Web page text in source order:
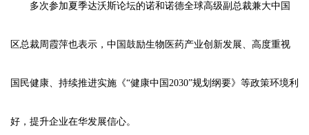
多次参加夏季达沃斯论坛的诺和诺德全球高级副总裁兼大中国
区总裁周霞萍也表示，中国鼓励生物医药产业创新发展、高度重视
国民健康、持续推进实施《“健康中国2030”规划纲要》等政策环境利
好，提升企业在华发展信心。